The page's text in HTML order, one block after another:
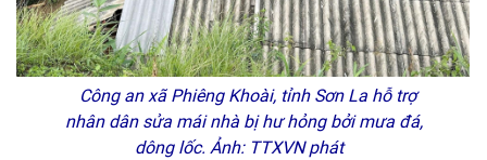
Công an xã Phiêng Khoài, tỉnh Sơn La hỗ trợ
nhân dân sửa mái nhà bị hư hỏng bởi mưa đá,
dông lốc. Ảnh: TTXVN phát